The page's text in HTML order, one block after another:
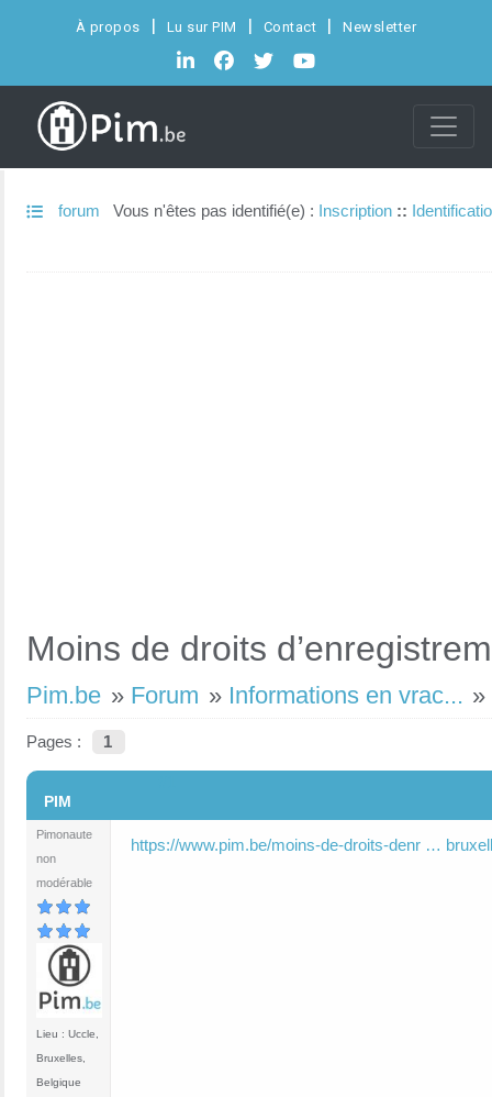
À propos Lu sur PIM Contact Newsletter
forum Vous n'êtes pas identifié(e) : Inscription ::
Moins de droits
Pim.be » Forum » Informations en vrac... »
Pages : 1
PIM
Pimonaute
non
modérable
Lieu : Uccle,
Bruxelles,
Belgique
https://www.pim.be/moins-de-droits-denr …